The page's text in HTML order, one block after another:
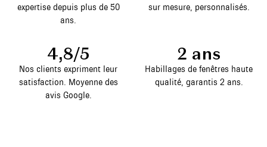
expertise depuis plus de 50
ans.
sur mesure, personnalisés.
4,8/5
Nos clients expriment leur
satisfaction. Moyenne des
avis Google.
2 ans
Habillages de fenêtres haute
qualité, garantis 2 ans.